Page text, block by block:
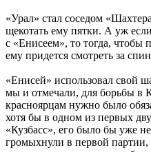
«Урал» стал соседом
щекотать ему пятки. А уж
с «Енисеем», то тогда, чтобы
ему придется смотреть за
«Енисей» использовал свой
мы и отмечали, для борьбы в
красноярцам нужно было
хотя бы в одном из первых
«Кузбасс», его было бы уже
громыхнули в первой